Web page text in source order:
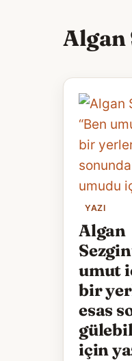
Algan
YAZI
Algan
umut
bir
esas
için